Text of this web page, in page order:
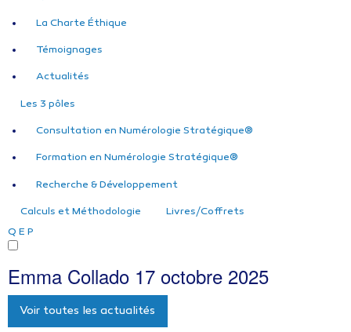
La Charte Éthique
Témoignages
Actualités
Les 3 pôles
Consultation en Numérologie Stratégique®
Formation en Numérologie Stratégique®
Recherche & Développement
Calculs et Méthodologie
Livres/Coffrets
Q E P
Emma Collado 17 octobre 2025
Voir toutes les actualités